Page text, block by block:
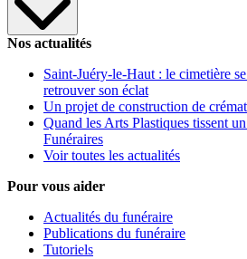
Nos actualités
Saint-Juéry-le-Haut : le cimetière
retrouver son éclat
Un projet de construction de
Quand les Arts Plastiques tissent
Funéraires
Voir toutes les actualités
Pour vous aider
Actualités du funéraire
Publications du funéraire
Tutoriels